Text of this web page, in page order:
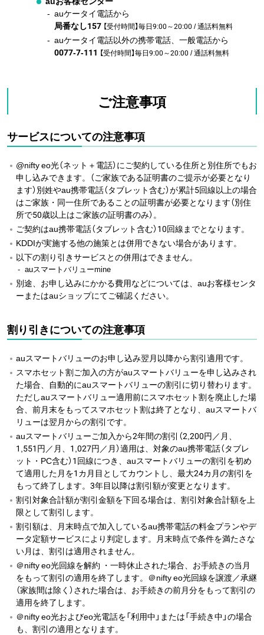
auケータイ電話から
局番なし157 【受付時間】毎日9:00～20:00 / 通話料無料
auケータイ電話以外の携帯電話、一般電話から
0077-7-111 【受付時間】毎日9:00～20:00 / 通話料無料
ご注意事項
サービスについての注意事項
@nifty eo光（ネット＋電話）にご契約している住所と別住所でもお
申し込みできます。（ご家族である証明書のご提示が必要となり
ます）別姓やau携帯電話（タブレット含む）が累計5回線以上の場合
はご家族・同一住所であることの証明書が必要となります（別住
所で50歳以上はご家族の証明書のみ）。
ご契約はau携帯電話（タブレット含む）10回線までとなります。
KDDIが実施する他の施策とは併用できない場合があります。
以下の割り引きサービスとの併用はできません。
auスマートバリューmine
別途、お申し込みにかかる費用などについては、auお客様センタ
ーまたはauショップにてご確認ください。
割り引きについての注意事項
auスマートバリューのお申し込み翌月以降から割引適用です。
スマホセット割ご加入の方がauスマートバリューを申し込みされ
た場合、自動的にauスマートバリューの割引に切り替わります。
ただしauスマートバリュー適用前にスマホセット割を廃止した場
合、前月末をもってスマホセット割は終了となり、auスマートバ
リューは翌月からの割引です。
auスマートバリューご加入から2年間の割引（2,200円／月、
1,551円／月、1,027円／月）適用は、対象のau携帯電話（タブレ
ット・PC含む）1回線につき、auスマートバリューの割引を初め
て適用した月を1カ月目としてカウントし、最大24カ月の割引を
もって終了します。3年目以降は割引額が変更となります。
割引対象合計額が割引金額を下回る場合は、割引対象合計額を上
限として割引します。
割引額は、月末時点で加入しているau携帯電話の料金プランやデ
ータ定額サービスにより判定します。月末時点で条件を満たさな
い月は、割引は適用されません。
＠nifty eo光回線を解約 ・一時休止された場合、お手続きの当月
をもって割引の適用を終了します。＠nifty eo光回線を譲渡／承継
（家族間は除く）された場合は、お手続きの前月分をもって割引の
適用を終了します。
＠nifty eo光およびeo光電話を「利用中」または「手続き中」の場合
も、割引の適用となります。